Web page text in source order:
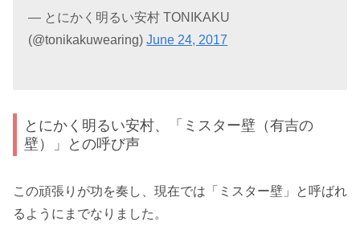
— とにかく明るい安村 TONIKAKU
(@tonikakuwearing)June 24, 2017
とにかく明るい安村、「ミスター壁（有吉の
壁）」との呼び声
この頑張りが功を奏し、現在では「ミスター壁」と呼ばれ
るようにまでなりました。